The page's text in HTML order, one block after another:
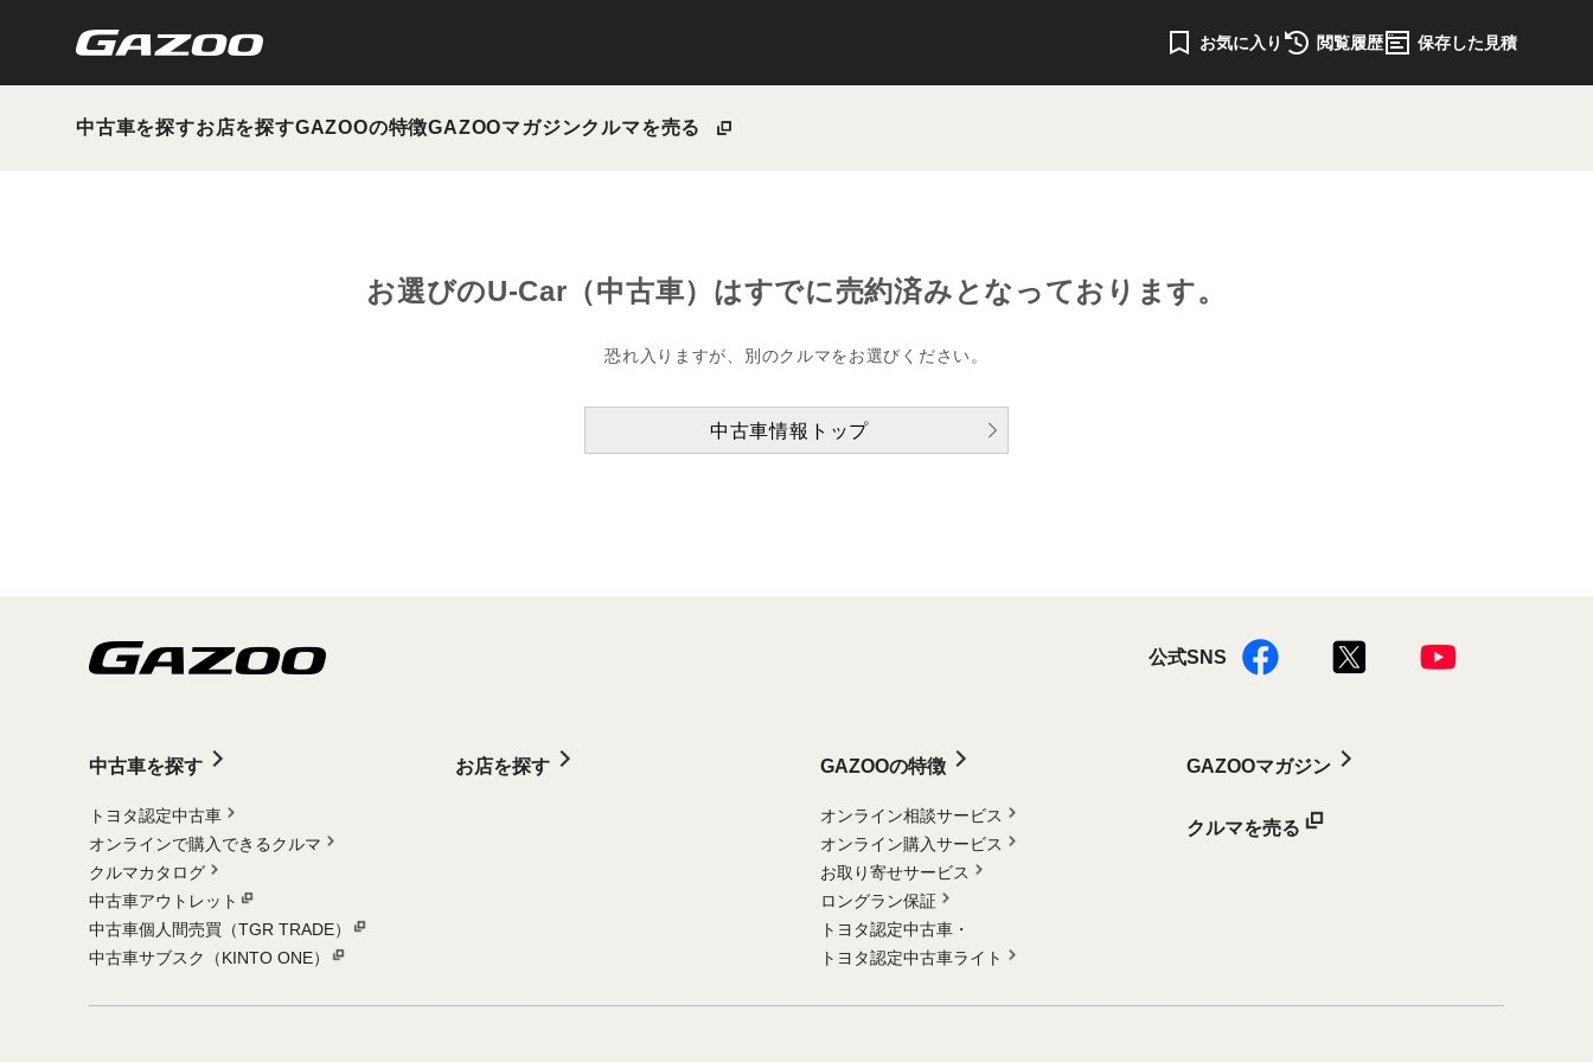
お気に入り 閲覧履歴 保存した見積
中古車を探すお店を探すGAZOOの特徴GAZOOマガジンクルマを売る
お選びのU-Car（中古車）はすでに売約済みとなっております。
恐れ入りますが、別のクルマをお選びください。
中古車情報トップ
公式SNS
中古車を探す
トヨタ認定中古車
オンラインで購入できるクルマ
クルマカタログ
中古車アウトレット
中古車個人間売買（TGR TRADE）
中古車サブスク（KINTO ONE）
お店を探す GAZOOの特徴
オンライン相談サービス
オンライン購入サービス
お取り寄せサービス
ロングラン保証
トヨタ認定中古車・
トヨタ認定中古車ライト
GAZOOマガジン
クルマを売る